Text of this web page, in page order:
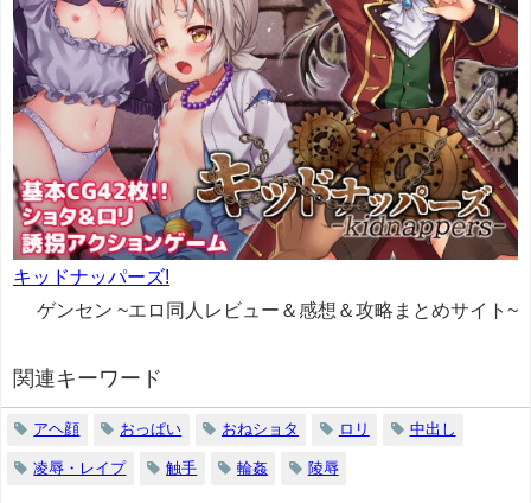
キッドナッパーズ!
ゲンセン ~エロ同人レビュー＆感想＆攻略まとめサイト~
関連キーワード
アヘ顔 おっぱい おねショタ ロリ 中出し
凌辱・レイプ 触手 輪姦 陵辱